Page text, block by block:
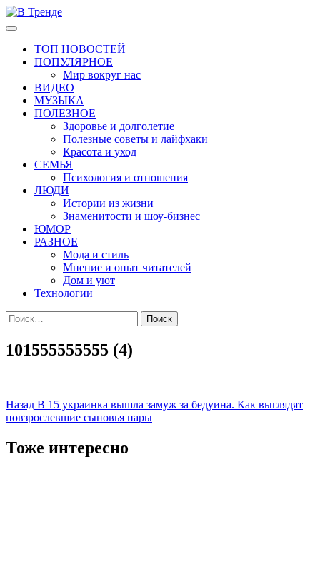
Перейти
к
Основное
ТОП НОВОСТЕЙ
ПОПУЛЯРНОЕ
Мир вокруг нас
ВИДЕО
МУЗЫКА
ПОЛЕЗНОЕ
Здоровье и долголетие
Полезные советы и лайфхаки
Красота и уход
СЕМЬЯ
Психология и отношения
ЛЮДИ
Истории из жизни
Знаменитости и шоу-бизнес
ЮМОР
РАЗНОЕ
Мода и стиль
Мнение и опыт читателей
Дом и уют
Технологии
Найти:
101555555555 (4)
Навигация
записи
Назад В 15 украинка вышла замуж за бедуина. Как выглядят
повзрослевшие сыновья пары
Тоже интересно